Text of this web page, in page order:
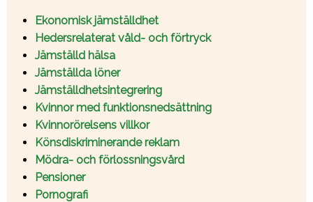
Ekonomisk jämställdhet
Hedersrelaterat våld- och förtryck
Jämställd hälsa
Jämställda löner
Jämställdhetsintegrering
Kvinnor med funktionsnedsättning
Kvinnorörelsens villkor
Könsdiskriminerande reklam
Mödra- och förlossningsvård
Pensioner
Pornografi